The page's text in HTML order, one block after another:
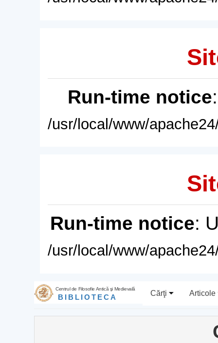
Run-time notice
/usr/local/www/
Run-time notice:
/usr/local/www/
Centrul de Filosofie Antică şi Medievală
BIBLIOTECA Cărţi Articole